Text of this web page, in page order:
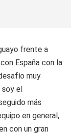
frente a
España con la
muy
soy el
más
en general,
con un gran